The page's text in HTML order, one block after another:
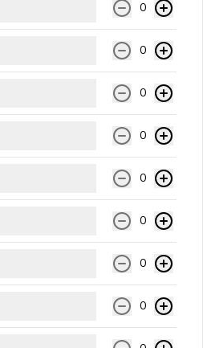
Carne angus, queso cheddar, tocino,
cebolla salteada, pepinillos y salsa
Carne angus, queso cheddar, tocino,
pepperoni, choricillo y salsa golf.
Ranchera
0
0
0
0
0
0
0
0